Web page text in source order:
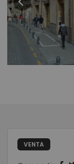
Previous
VENTA